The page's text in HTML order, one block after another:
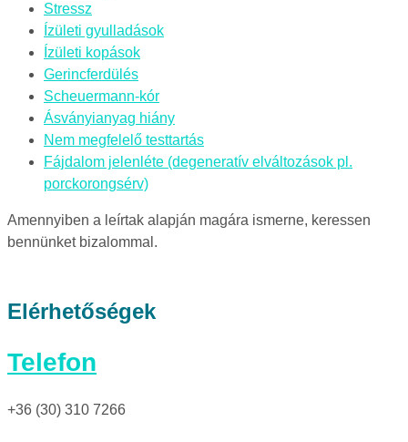
Stressz
Ízületi gyulladások
Ízületi kopások
Gerincferdülés
Scheuermann-kór
Ásványianyag hiány
Nem megfelelő testtartás
Fájdalom jelenléte (degeneratív elváltozások pl.
porckorongsérv)
Amennyiben a leírtak alapján magára ismerne, keressen
bennünket bizalommal.
Elérhetőségek
Telefon
+36 (30) 310 7266